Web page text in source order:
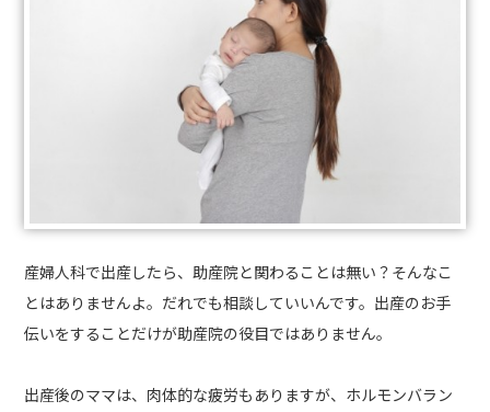
産婦人科で出産したら、助産院と関わることは無い？そんなこ
とはありませんよ。だれでも相談していいんです。出産のお手
伝いをすることだけが助産院の役目ではありません。
出産後のママは、肉体的な疲労もありますが、ホルモンバラン